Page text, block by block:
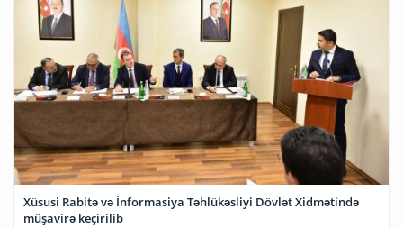
Xüsusi Rabitə və İnformasiya Təhlükəsliyi Dövlət Xidmətində
müşavirə keçirilib